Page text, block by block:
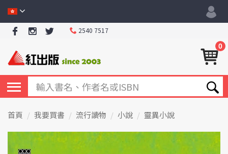
2540 7517
0
首頁 我要買書 流行讀物 小說 靈異小說